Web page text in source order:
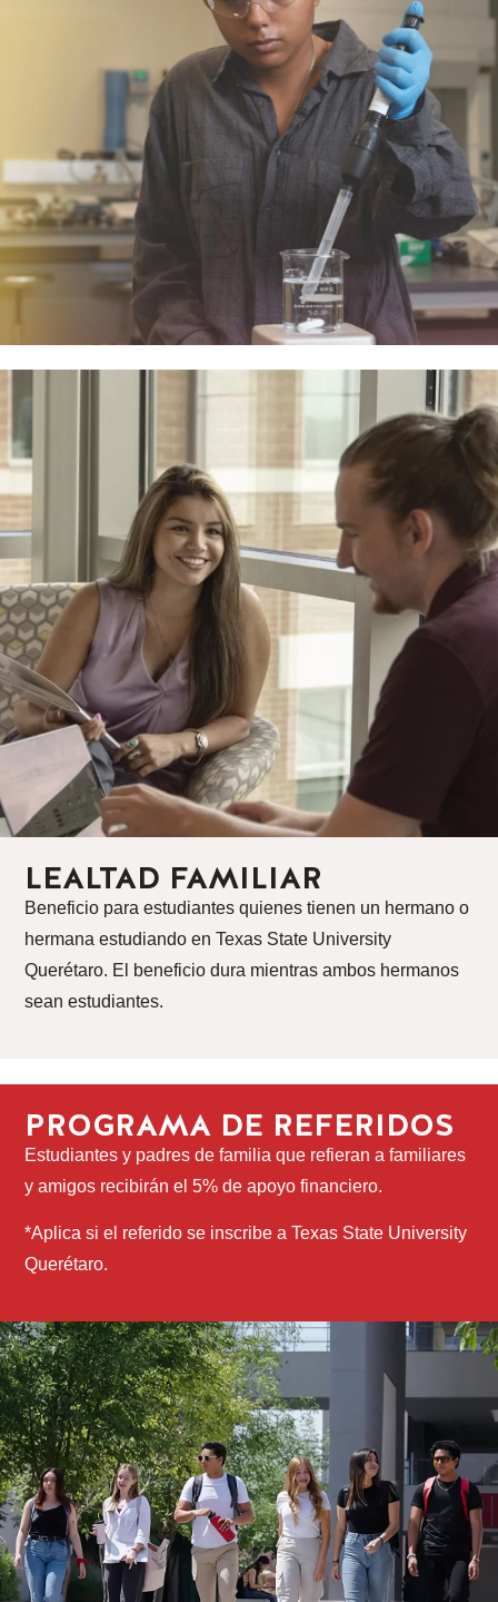
LEALTAD FAMILIAR
Beneficio para estudiantes quienes tienen un hermano o
hermana estudiando en Texas State University
Querétaro. El beneficio dura mientras ambos hermanos
sean estudiantes.
PROGRAMA DE REFERIDOS
Estudiantes y padres de familia que refieran a familiares
y amigos recibirán el 5% de apoyo financiero.
*Aplica si el referido se inscribe a Texas State University
Querétaro.